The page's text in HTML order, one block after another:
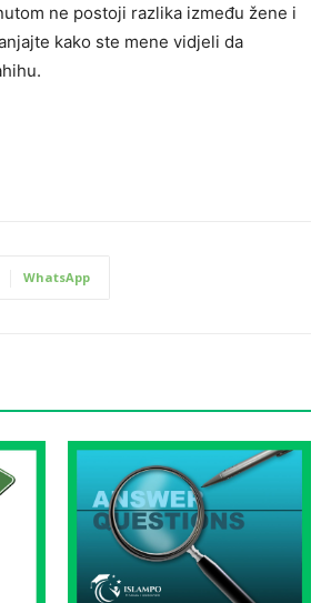
ne postoji razlika između žene i
kako ste mene vidjeli da
WhatsApp